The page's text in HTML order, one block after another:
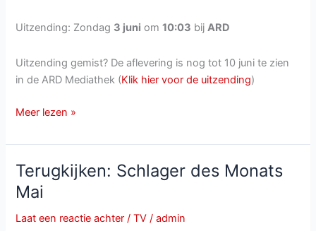
Uitzending: Zondag 3 juni om10:03 bijARD
Uitzending gemist? De aflevering is nog tot 10 juni te zien
in de ARD Mediathek (Klik hier voor de uitzending)
Immer
Sonntags
van
zondag
3
juni
Meer lezen »
Terugkijken: Schlager des Monats
Mai
Laat een reactie achter /TV /admin